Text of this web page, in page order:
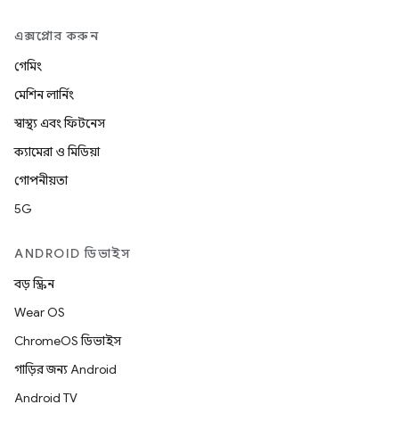
এক্সপ্লোর করুন
গেমিং
মেশিন লার্নিং
স্বাস্থ্য এবং ফিটনেস
ক্যামেরা ও মিডিয়া
গোপনীয়তা
5G
ANDROID ডিভাইস
বড় স্ক্রিন
Wear OS
ChromeOS ডিভাইস
গাড়ির জন্য Android
Android TV